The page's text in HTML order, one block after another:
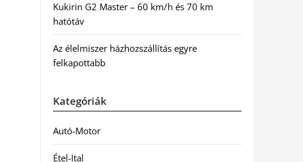
Kukirin G2 Master – 60 km/h és 70 km
hatótáv
Az élelmiszer házhozszállítás egyre
felkapottabb
Kategóriák
Autó-Motor
Étel-Ital